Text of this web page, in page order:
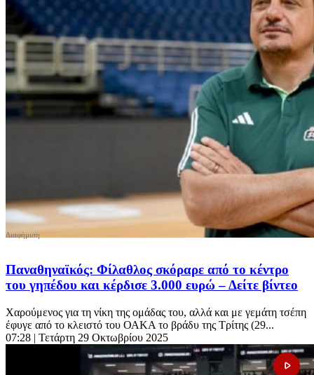
Παναθηναϊκός: Φίλαθλος σκόραρε από το κέντρο
του γηπέδου και κέρδισε 3.000 ευρώ – Δείτε βίντεο
Χαρούμενος για τη νίκη της ομάδας του, αλλά και με γεμάτη τσέπη
έφυγε από το κλειστό του ΟΑΚΑ το βράδυ της Τρίτης (29...
07:28 | Τετάρτη 29 Οκτωβρίου 2025